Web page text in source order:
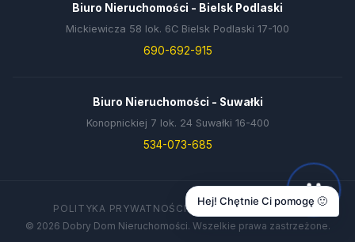
Biuro Nieruchomości - Bielsk Podlaski
Mickiewicza 58 lok. 6C Bielsk Podlaski 17-100
690-692-915
Biuro Nieruchomości - Suwałki
Konopnickiej 7 lok. 24 Suwałki 16-400
534-073-685
POLITYKA PRYWATNOŚCIDANE FIRMYKONTAKT
© 2026 Dobry Dom Nieruchomości. Wszelkie prawa zastrzeżone.
Hej! Chętnie Ci pomogę 🙂